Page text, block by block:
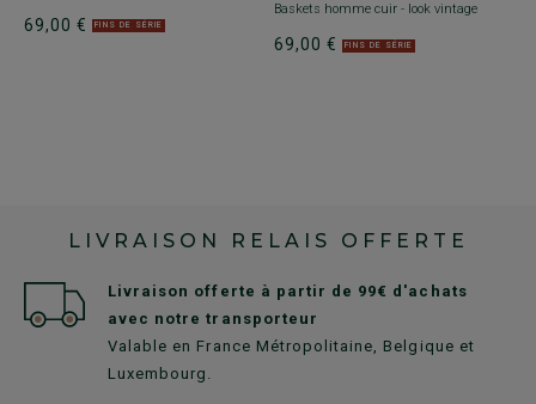
69,00 € FINS DE SÉRIE
Baskets homme cuir - look vintage
69,00 € FINS DE SÉRIE
LIVRAISON RELAIS OFFERTE
Livraison offerte à partir de 99€ d'achats
avec notre transporteur
Valable en France Métropolitaine, Belgique et
Luxembourg.